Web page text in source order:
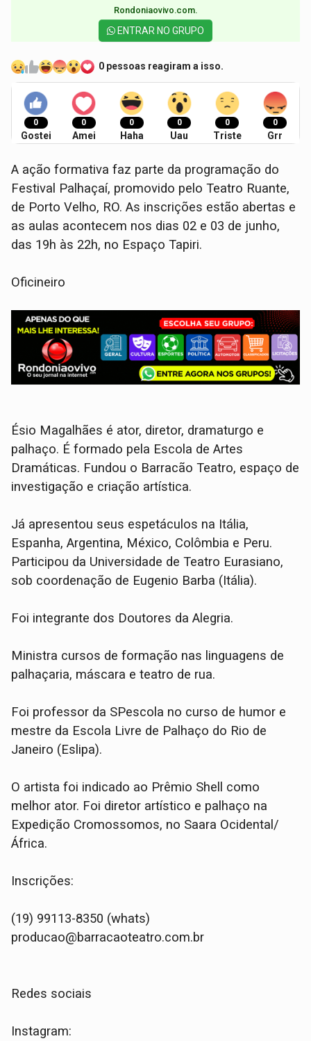
Rondoniaovivo.com.​
ENTRAR NO GRUPO
0 pessoas reagiram a isso.
0
Gostei
0
Amei
0
Haha
0
Uau
0
Triste
0
Grr
A ação formativa faz parte da programação do
Festival Palhaçaí, promovido pelo Teatro Ruante,
de Porto Velho, RO. As inscrições estão abertas e
as aulas acontecem nos dias 02 e 03 de junho,
das 19h às 22h, no Espaço Tapiri.
Oficineiro
Ésio Magalhães é ator, diretor, dramaturgo e
palhaço. É formado pela Escola de Artes
Dramáticas. Fundou o Barracão Teatro, espaço de
investigação e criação artística.
Já apresentou seus espetáculos na Itália,
Espanha, Argentina, México, Colômbia e Peru.
Participou da Universidade de Teatro Eurasiano,
sob coordenação de Eugenio Barba (Itália).
Foi integrante dos Doutores da Alegria.
Ministra cursos de formação nas linguagens de
palhaçaria, máscara e teatro de rua.
Foi professor da SPescola no curso de humor e
mestre da Escola Livre de Palhaço do Rio de
Janeiro (Eslipa).
O artista foi indicado ao Prêmio Shell como
melhor ator. Foi diretor artístico e palhaço na
Expedição Cromossomos, no Saara Ocidental/
África.
Inscrições:
(19) 99113-8350 (whats)
producao@barracaoteatro.com.br
Redes sociais
Instagram: